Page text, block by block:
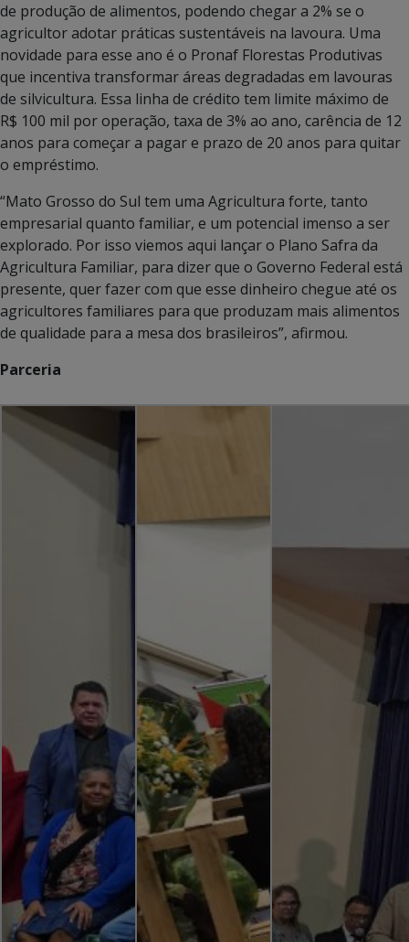
de produção de alimentos, podendo chegar a 2% se o
agricultor adotar práticas sustentáveis na lavoura. Uma
novidade para esse ano é o Pronaf Florestas Produtivas
que incentiva transformar áreas degradadas em lavouras
de silvicultura. Essa linha de crédito tem limite máximo de
R$ 100 mil por operação, taxa de 3% ao ano, carência de 12
anos para começar a pagar e prazo de 20 anos para quitar
o empréstimo.
“Mato Grosso do Sul tem uma Agricultura forte, tanto
empresarial quanto familiar, e um potencial imenso a ser
explorado. Por isso viemos aqui lançar o Plano Safra da
Agricultura Familiar, para dizer que o Governo Federal está
presente, quer fazer com que esse dinheiro chegue até os
agricultores familiares para que produzam mais alimentos
de qualidade para a mesa dos brasileiros”, afirmou.
Parceria